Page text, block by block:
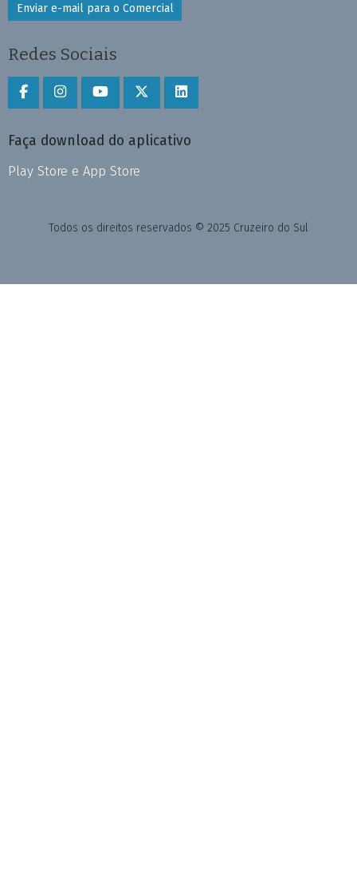
Enviar e-mail para o Comercial
Redes Sociais
Faça download do aplicativo
Play Store e App Store
Todos os direitos reservados © 2025 Cruzeiro do Sul